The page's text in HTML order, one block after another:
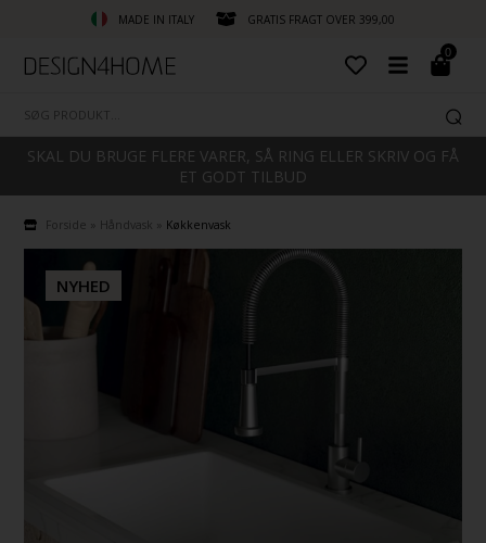
MADE IN ITALY GRATIS FRAGT OVER 399,00
0
SKAL DU BRUGE FLERE VARER, SÅ RING ELLER SKRIV OG FÅ
ET GODT TILBUD
Forside Håndvask Køkkenvask
NYHED